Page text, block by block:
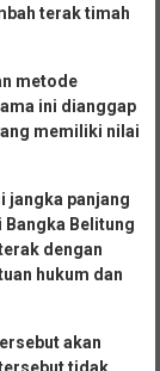
terak timah
metode
ini dianggap
memiliki nilai
jangka panjang
Belitung
dengan
hukum dan
akan